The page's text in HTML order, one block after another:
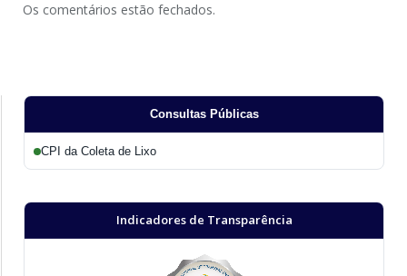
Os comentários estão fechados.
Consultas Públicas
CPI da Coleta de Lixo
Indicadores de Transparência